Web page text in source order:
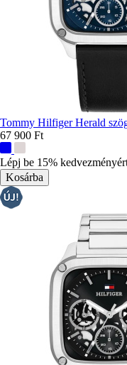
Tommy Hilfiger Herald
67 900 Ft
színek:
Lépj be 15%